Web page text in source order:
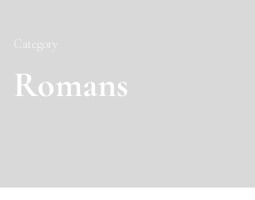
Category
Romans